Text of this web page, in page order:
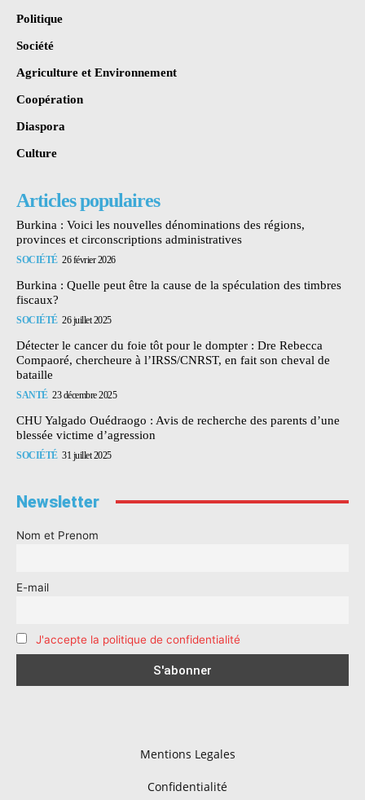
Politique
Société
Agriculture et Environnement
Coopération
Diaspora
Culture
Articles populaires
Burkina : Voici les nouvelles dénominations des régions,
provinces et circonscriptions administratives
SOCIÉTÉ 26 février 2026
Burkina : Quelle peut être la cause de la spéculation des timbres
fiscaux?
SOCIÉTÉ 26 juillet 2025
Détecter le cancer du foie tôt pour le dompter : Dre Rebecca
Compaoré, chercheure à l’IRSS/CNRST, en fait son cheval de
bataille
SANTÉ 23 décembre 2025
CHU Yalgado Ouédraogo : Avis de recherche des parents d’une
blessée victime d’agression
SOCIÉTÉ 31 juillet 2025
Newsletter
Nom et Prenom
E-mail
J'accepte la politique de confidentialité
Mentions Legales
Confidentialité